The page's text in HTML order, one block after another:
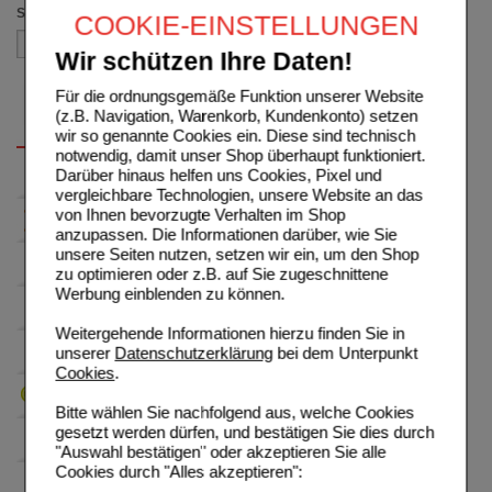
COOKIE-EINSTELLUNGEN
Wir schützen Ihre Daten!
Für die ordnungsgemäße Funktion unserer Website
(z.B. Navigation, Warenkorb, Kundenkonto) setzen
wir so genannte Cookies ein. Diese sind technisch
notwendig, damit unser Shop überhaupt funktioniert.
Darüber hinaus helfen uns Cookies, Pixel und
vergleichbare Technologien, unsere Website an das
von Ihnen bevorzugte Verhalten im Shop
anzupassen. Die Informationen darüber, wie Sie
unsere Seiten nutzen, setzen wir ein, um den Shop
zu optimieren oder z.B. auf Sie zugeschnittene
Werbung einblenden zu können.
Weitergehende Informationen hierzu finden Sie in
unserer Datenschutzerklärungbei dem Unterpunkt
Cookies.
Bitte wählen Sie nachfolgend aus, welche Cookies
gesetzt werden dürfen, und bestätigen Sie dies durch
"Auswahl bestätigen" oder akzeptieren Sie alle
Cookies durch "Alles akzeptieren":
Sortieren nach